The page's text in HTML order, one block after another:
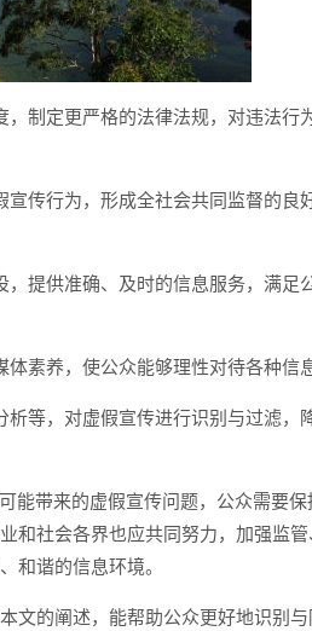
制定更严格的法律法规，对违法行
传行为，形成全社会共同监督的良
提供准确、及时的信息服务，满足
素养，使公众能够理性对待各种信息
等，对虚假宣传进行识别与过滤，
能带来的虚假宣传问题，公众需要保
和社会各界也应共同努力，加强监管
和谐的信息环境。
文的阐述，能帮助公众更好地识别与